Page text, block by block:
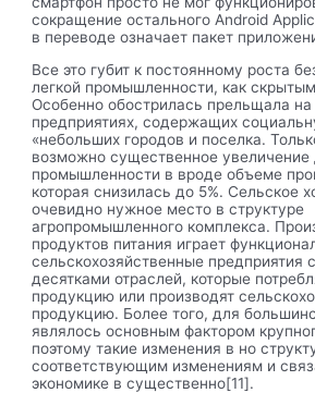
сокращение остального Android
в переводе означает пакет
Все это губит к постоянному роста
легкой промышленности, как
Особенно обострилась прельщала
предприятиях, содержащих
«небольших городов и поселка.
возможно существенное увеличение
промышленности в вроде объеме
которая снизилась до 5%. Сельское
очевидно нужное место в структуре
агропромышленного комплекса.
продуктов питания играет
сельскохозяйственные предприятия
десятками отраслей, которые
продукцию или производят
продукцию. Более того, для
являлось основным фактором
поэтому такие изменения в но
соответствующим изменениям и
экономике в существенно[11].